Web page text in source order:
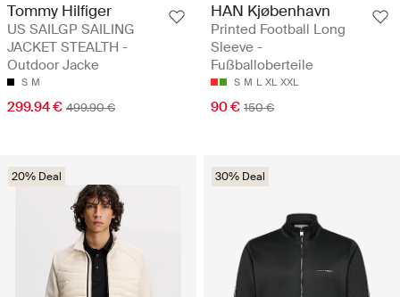
Tommy Hilfiger
US SAILGP SAILING
JACKET STEALTH -
Outdoor Jacke
S M
299.94 € 499.90 €
HAN Kjøbenhavn
Printed Football Long
Sleeve -
Fußballoberteile
S M L XL XXL
90 € 150 €
20% Deal 30% Deal